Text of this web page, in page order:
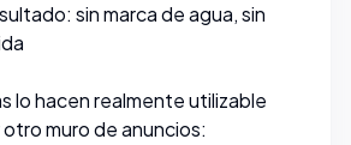
sin marca de agua, sin
lo hacen realmente utilizable
muro de anuncios: